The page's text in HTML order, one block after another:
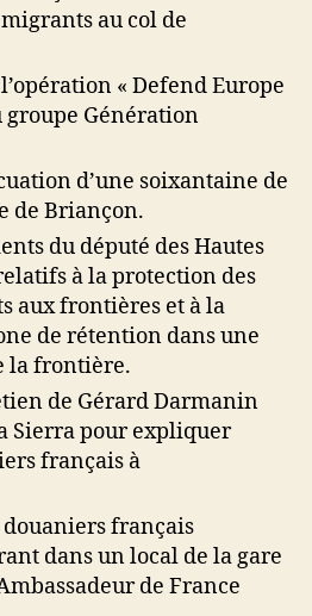
au col de
« Defend Europe
groupe Génération
d’une soixantaine de
de Briançon.
du député des Hautes
à la protection des
aux frontières et à la
de rétention dans une
la frontière.
de Gérard Darmanin
Sierra pour expliquer
français à
douaniers français
dans un local de la gare
de France